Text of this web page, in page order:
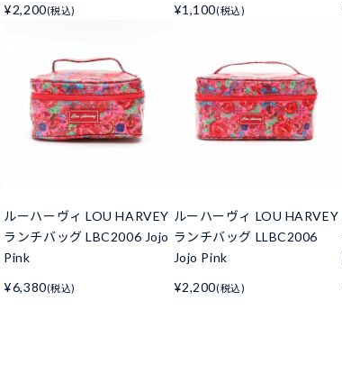
¥2,200(税込)
¥1,100(税込)
ルーハーヴィ LOU HARVEY
ランチバッグ LBC2006 Jojo
Pink
¥6,380(税込)
ルーハーヴィ LOU HARVEY
ランチバッグ LLBC2006
Jojo Pink
¥2,200(税込)